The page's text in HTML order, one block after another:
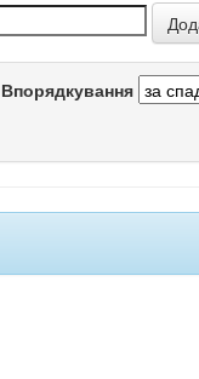
Впорядкування